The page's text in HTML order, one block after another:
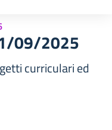
09/2025
curriculari ed